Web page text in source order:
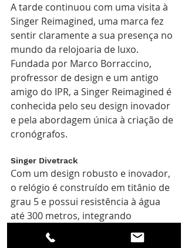
A tarde continuou com uma visita à
Singer Reimagined, uma marca fez
sentir claramente a sua presença no
mundo da relojoaria de luxo.
Fundada por Marco Borraccino,
profressor de design e um antigo
amigo do IPR, a Singer Reimagined é
conhecida pelo seu design inovador
e pela abordagem única à criação de
cronógrafos.
Singer Divetrack
Com um design robusto e inovador,
o relógio é construído em titânio de
grau 5 e possui resistência à água
até 300 metros, integrando
características avançadas como uma
válvula de escape de hélio e um anel